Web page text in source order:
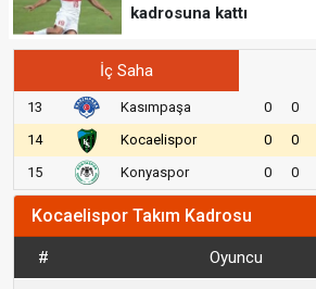
kadrosuna kattı
İç Saha
13 Kasımpaşa 0 0
14
Kocaelispor 0 0
15
Konyaspor 0 0
Kocaelispor Takım Kadrosu
# Oyuncu